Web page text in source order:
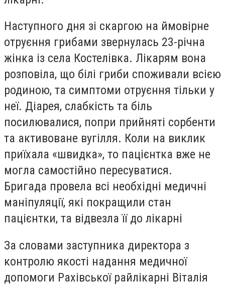
Наступного дня зі скаргою на ймовірне
отруєння грибами звернулась 23-річна
жінка із села Костелівка. Лікарям вона
розповіла, що білі гриби споживали всією
родиною, та симптоми отруєння тільки у
неї. Діарея, слабкість та біль
посилювалися, попри прийняті сорбенти
та активоване вугілля. Коли на виклик
приїхала «швидка», то пацієнтка вже не
могла самостійно пересуватися.
Бригада провела всі необхідні медичні
маніпуляції, які покращили стан
пацієнтки, та відвезла її до лікарні
За словами заступника директора з
контролю якості надання медичної
допомоги Рахівської райлікарні Віталія